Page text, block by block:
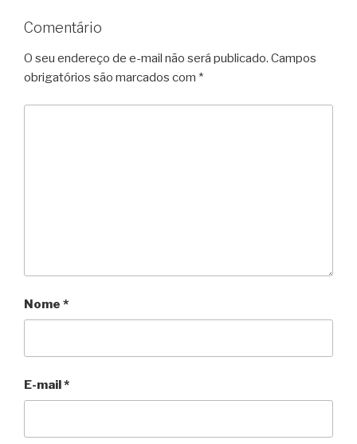
Comentário
O seu endereço de e-mail não será publicado. Campos
obrigatórios são marcados com *
Nome *
E-mail*